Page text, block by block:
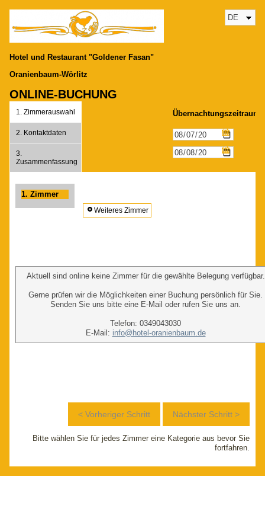
Hotel und Restaurant "Goldener Fasan"
Oranienbaum-Wörlitz
ONLINE-BUCHUNG
1. Zimmerauswahl
2. Kontaktdaten
3.
Zusammenfassung
Übernachtungszeitraum:
1. Zimmer
Weiteres Zimmer
Aktuell sind online keine Zimmer für die gewählte Belegung verfügbar.
Gerne prüfen wir die Möglichkeiten einer Buchung persönlich für Sie.
Senden Sie uns bitte eine E-Mail oder rufen Sie uns an.
Telefon: 0349043030
E-Mail: info@hotel-oranienbaum.de
Bitte wählen Sie für jedes Zimmer eine Kategorie aus bevor Sie
fortfahren.